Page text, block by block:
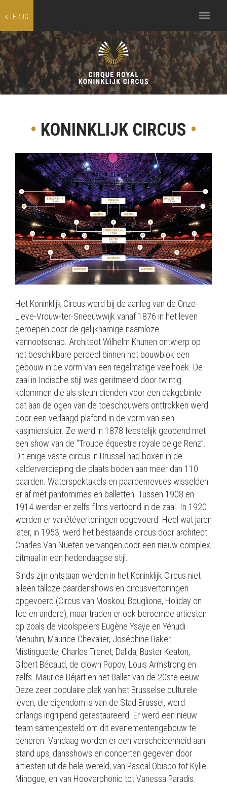
TERUG
Toggle
navigation
• KONINKLIJK CIRCUS •
Het Koninklijk Circus werd bij de aanleg van de Onze-
Lieve-Vrouw-ter-Sneeuwwijk vanaf 1876 in het leven
geroepen door de gelijknamige naamloze
vennootschap. Architect Wilhelm Khunen ontwierp op
het beschikbare perceel binnen het bouwblok een
gebouw in de vorm van een regelmatige veelhoek. De
zaal in Indische stijl was geritmeerd door twintig
kolommen die als steun dienden voor een dakgebinte
dat aan de ogen van de toeschouwers onttrokken werd
door een verlaagd plafond in de vorm van een
kasjmiersluier. Ze werd in 1878 feestelijk geopend met
een show van de “Troupe équestre royale belge Renz”.
Dit enige vaste circus in Brussel had boxen in de
kelderverdieping die plaats boden aan meer dan 110
paarden. Waterspektakels en paardenrevues wisselden
er af met pantomimes en balletten. Tussen 1908 en
1914 werden er zelfs films vertoond in de zaal. In 1920
werden er variétévertoningen opgevoerd. Heel wat jaren
later, in 1953, werd het bestaande circus door architect
Charles Van Nueten vervangen door een nieuw complex,
ditmaal in een hedendaagse stijl.
Sinds zijn ontstaan werden in het Koninklijk Circus niet
alleen talloze paardenshows en circusvertoningen
opgevoerd (Circus van Moskou, Bouglione, Holiday on
Ice en andere), maar traden er ook beroemde artiesten
op zoals de vioolspelers Eugène Ysaÿe en Yéhudi
Menuhin, Maurice Chevalier, Joséphine Baker,
Mistinguette, Charles Trenet, Dalida, Buster Keaton,
Gilbert Bécaud, de clown Popov, Louis Armstrong en
zelfs. Maurice Béjart en het Ballet van de 20ste eeuw.
Deze zeer populaire plek van het Brusselse culturele
leven, die eigendom is van de Stad Brussel, werd
onlangs ingrijpend gerestaureerd. Er werd een nieuw
team samengesteld om dit evenementengebouw te
beheren. Vandaag worden er een verscheidenheid aan
stand ups, dansshows en concerten gegeven door
artiesten uit de hele wereld, van Pascal Obispo tot Kylie
Minogue, en van Hooverphonic tot Vanessa Paradis.